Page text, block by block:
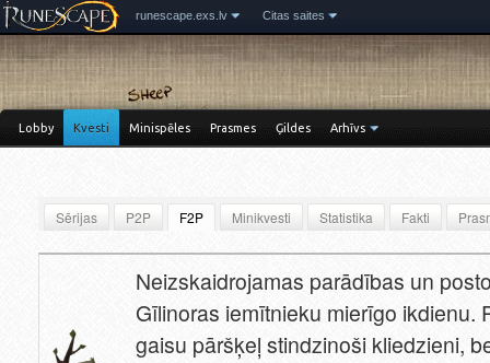
runescape.exs.lv Citas saites
Lobby Kvesti Minispēles Prasmes Ģildes Arhīvs
Sērijas P2P F2P Minikvesti Statistika Fakti
Neizskaidrojamas parādības un
Gīlinoras iemītnieku mierīgo ikdienu.
gaisu pāršķeļ stindzinoši kliedzieni,